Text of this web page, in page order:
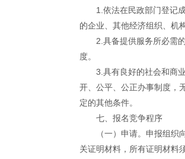
1.依法在民政部门登记
的企业、其他经济组织、机
2.具备提供服务所必需
度。
3.具有良好的社会和商
开、公平、公正办事制度，
定的其他条件。
七、报名竞争程序
（一）申请。申报组
关证明材料，所有证明材料